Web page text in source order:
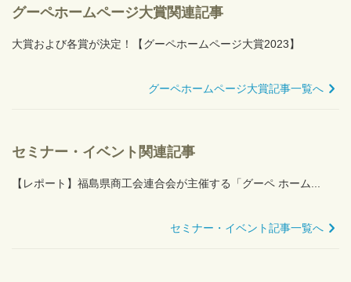
グーペホームページ大賞関連記事
大賞および各賞が決定！【グーペホームページ大賞2023】
グーペホームページ大賞記事一覧へ
セミナー・イベント関連記事
【レポート】福島県商工会連合会が主催する「グーペ ホーム...
セミナー・イベント記事一覧へ